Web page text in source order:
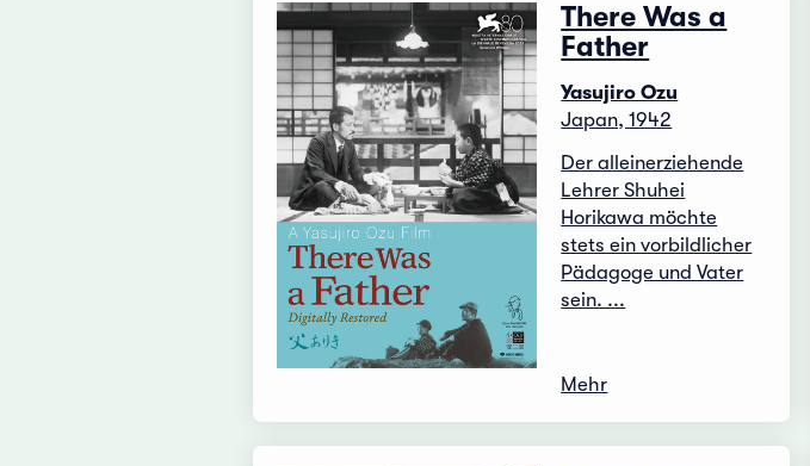
There Was a
Father
Yasujiro Ozu
Japan, 1942
Der alleinerziehende
Lehrer Shuhei
Horikawa möchte
stets ein vorbildlicher
Pädagoge und Vater
sein. ...
Mehr